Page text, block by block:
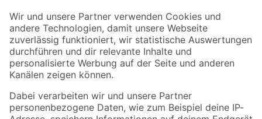
Der toom Newsletter: Keine Angebote und Aktionen mehr verpassen!
Zur Newsletter Anmeldung
Folge uns